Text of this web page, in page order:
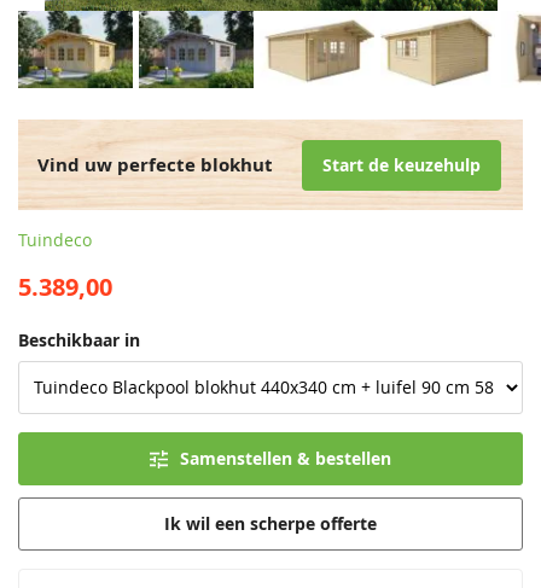
Vind uw perfecte blokhut Start de keuzehulp
Tuindeco
5.389,00
Beschikbaar in
Samenstellen & bestellen
Ik wil een scherpe offerte